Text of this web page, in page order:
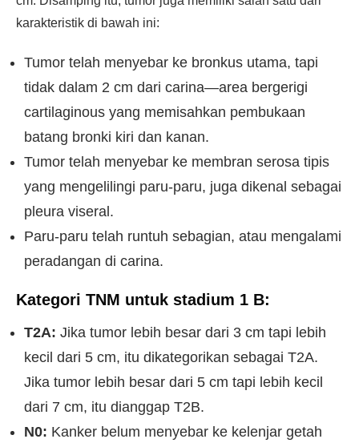
karakteristik di bawah ini:
Tumor telah menyebar ke bronkus utama, tapi
tidak dalam 2 cm dari carina—area bergerigi
cartilaginous yang memisahkan pembukaan
batang bronki kiri dan kanan.
Tumor telah menyebar ke membran serosa tipis
yang mengelilingi paru-paru, juga dikenal sebagai
pleura viseral.
Paru-paru telah runtuh sebagian, atau mengalami
peradangan di carina.
Kategori TNM untuk stadium 1 B:
T2A: Jika tumor lebih besar dari 3 cm tapi lebih
kecil dari 5 cm, itu dikategorikan sebagai T2A.
Jika tumor lebih besar dari 5 cm tapi lebih kecil
dari 7 cm, itu dianggap T2B.
N0: Kanker belum menyebar ke kelenjar getah